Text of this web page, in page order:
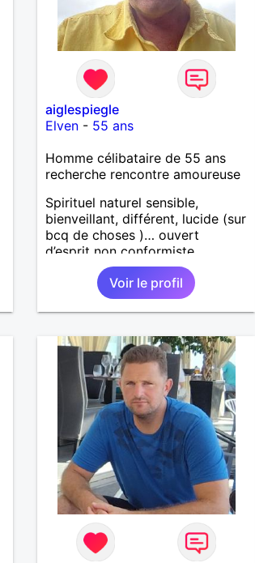
aiglespiegle
Elven - 55 ans
Homme célibataire de 55 ans
recherche rencontre amoureuse
Spirituel naturel sensible,
bienveillant, différent, lucide (sur
bcq de choses )… ouvert
d’esprit non conformiste.
Recherche en l’autre un peu la
même chose…Voir le profil